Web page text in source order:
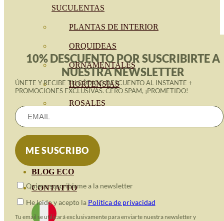
SUCULENTAS
PLANTAS DE INTERIOR
ORQUIDEAS
ORNAMENTALES
HORTENSIAS
ROSALES
RECURSOS
BLOG ECO
CONTATTO
10% DESCUENTO POR SUSCRIBIRTE A
NUESTRA NEWSLETTER
ÚNETE Y RECIBE TU CÓDIGO DESCUENTO AL INSTANTE +
PROMOCIONES EXCLUSIVAS. CERO SPAM, ¡PROMETIDO!
Quiero suscribirme a la newsletter
He leido y acepto la Política de privacidad
Tu email se utilizará exclusivamente para enviarte nuestra newsletter y